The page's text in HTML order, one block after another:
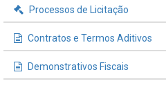
Processos de Licitação
Contratos e Termos Aditivos
Demonstrativos Fiscais